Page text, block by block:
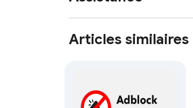
Articles similaires